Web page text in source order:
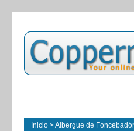
Inicio >Albergue de